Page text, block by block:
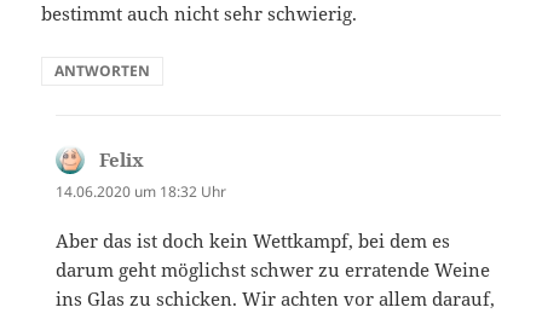
bestimmt auch nicht sehr schwierig.
ANTWORTEN
Felix
14.06.2020 um 18:32 Uhr
Aber das ist doch kein Wettkampf, bei dem es
darum geht möglichst schwer zu erratende Weine
ins Glas zu schicken. Wir achten vor allem darauf,